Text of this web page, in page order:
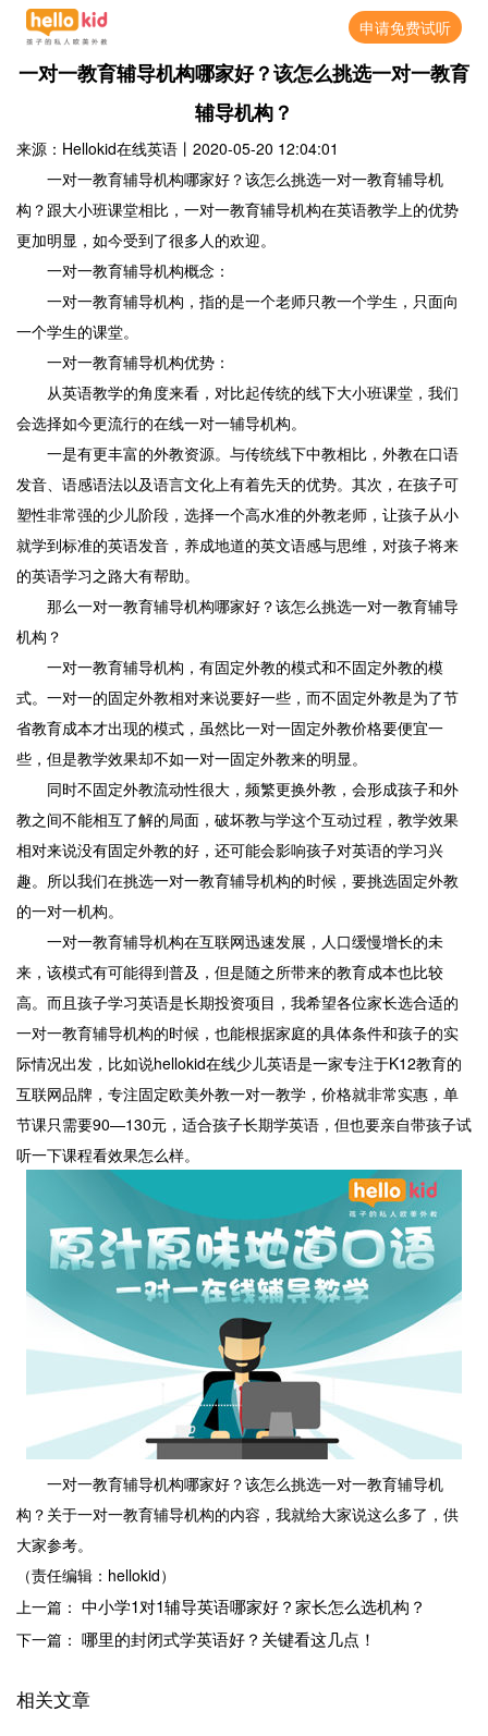
申请免费试听
一对一教育辅导机构哪家好？该怎么挑选一对一教育
辅导机构？
来源：Hellokid在线英语 丨 2020-05-20 12:04:01
一对一教育辅导机构哪家好？该怎么挑选一对一教育辅导机
构？跟大小班课堂相比，一对一教育辅导机构在英语教学上的优势
更加明显，如今受到了很多人的欢迎。
一对一教育辅导机构概念：
一对一教育辅导机构，指的是一个老师只教一个学生，只面向
一个学生的课堂。
一对一教育辅导机构优势：
从英语教学的角度来看，对比起传统的线下大小班课堂，我们
会选择如今更流行的在线一对一辅导机构。
一是有更丰富的外教资源。与传统线下中教相比，外教在口语
发音、语感语法以及语言文化上有着先天的优势。其次，在孩子可
塑性非常强的少儿阶段，选择一个高水准的外教老师，让孩子从小
就学到标准的英语发音，养成地道的英文语感与思维，对孩子将来
的英语学习之路大有帮助。
那么一对一教育辅导机构哪家好？该怎么挑选一对一教育辅导
机构？
一对一教育辅导机构，有固定外教的模式和不固定外教的模
式。一对一的固定外教相对来说要好一些，而不固定外教是为了节
省教育成本才出现的模式，虽然比一对一固定外教价格要便宜一
些，但是教学效果却不如一对一固定外教来的明显。
同时不固定外教流动性很大，频繁更换外教，会形成孩子和外
教之间不能相互了解的局面，破坏教与学这个互动过程，教学效果
相对来说没有固定外教的好，还可能会影响孩子对英语的学习兴
趣。所以我们在挑选一对一教育辅导机构的时候，要挑选固定外教
的一对一机构。
一对一教育辅导机构在互联网迅速发展，人口缓慢增长的未
来，该模式有可能得到普及，但是随之所带来的教育成本也比较
高。而且孩子学习英语是长期投资项目，我希望各位家长选合适的
一对一教育辅导机构的时候，也能根据家庭的具体条件和孩子的实
际情况出发，比如说hellokid在线少儿英语是一家专注于K12教育的
互联网品牌，专注固定欧美外教一对一教学，价格就非常实惠，单
节课只需要90—130元，适合孩子长期学英语，但也要亲自带孩子试
听一下课程看效果怎么样。
一对一教育辅导机构哪家好？该怎么挑选一对一教育辅导机
构？关于一对一教育辅导机构的内容，我就给大家说这么多了，供
大家参考。
（责任编辑：hellokid）
上一篇： 中小学1对1辅导英语哪家好？家长怎么选机构？
下一篇： 哪里的封闭式学英语好？关键看这几点！
相关文章